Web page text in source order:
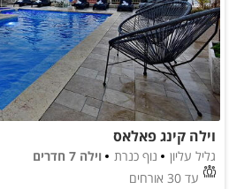
וילה קינג פאלאס
גליל עליון נוף כנרת
וילה 7 חדרים
עד 30 אורחים